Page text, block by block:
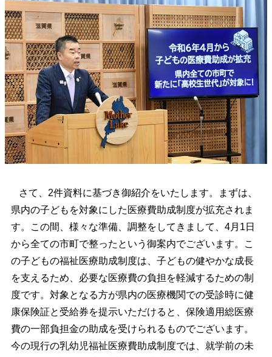
さて、2件資料に基づき御紹介をいたします。まずは、
県内の子どもを対象にした医療費助成制度が拡充されま
す。この間、様々な準備、調整をしてきまして、4月1日
から全ての市町で整ったという御案内でございます。こ
の子どもの福祉医療助成制度は、子どもの健やかな成長
を支えるため、必要な医療費の負担を軽減するための制
度です。対象となる方が県内の医療機関での受診時に健
康保険証と受給券を提示いただけると、保険適用総医療
費の一部負担金の助成を受けられるものでございます。
今の現行の乳幼児福祉医療費助成制度では、就学前の未